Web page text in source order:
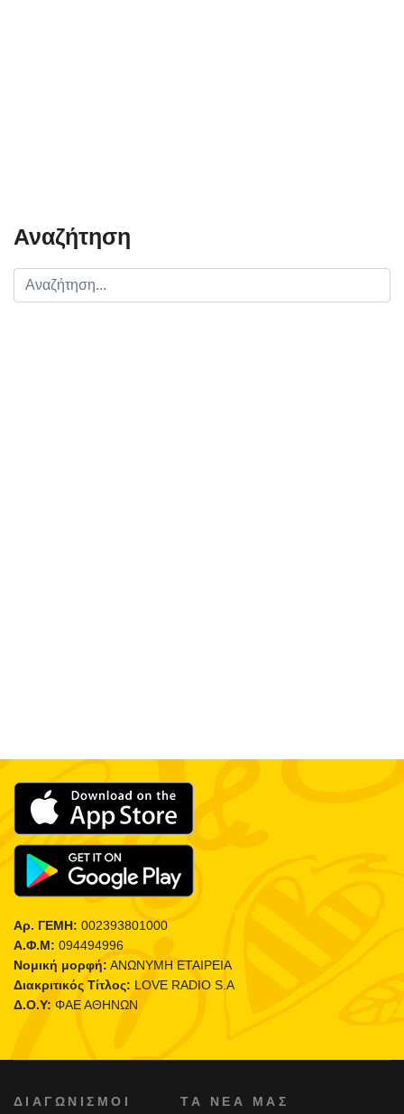
Αναζήτηση
Αρ. ΓΕΜΗ: 002393801000
Α.Φ.Μ: 094494996
Νομική μορφή: ΑΝΩΝΥΜΗ ΕΤΑΙΡΕΙΑ
Διακριτικός Τίτλος: LOVE RADIO S.A
Δ.Ο.Υ: ΦΑΕ ΑΘΗΝΩΝ
ΔΙΑΓΩΝΙΣΜΟΙ
ΤΑ ΝΕΑ ΜΑΣ